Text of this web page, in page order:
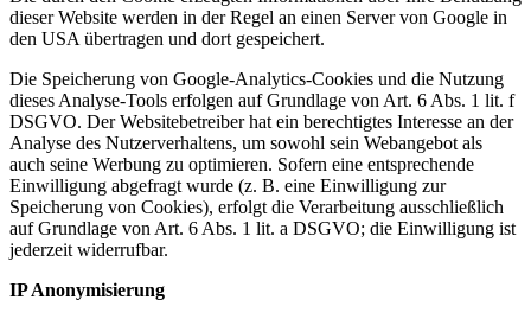
dieser Website werden in der Regel an einen Server von Google in
den USA übertragen und dort gespeichert.
Die Speicherung von Google-Analytics-Cookies und die Nutzung
dieses Analyse-Tools erfolgen auf Grundlage von Art. 6 Abs. 1 lit. f
DSGVO. Der Websitebetreiber hat ein berechtigtes Interesse an der
Analyse des Nutzerverhaltens, um sowohl sein Webangebot als
auch seine Werbung zu optimieren. Sofern eine entsprechende
Einwilligung abgefragt wurde (z. B. eine Einwilligung zur
Speicherung von Cookies), erfolgt die Verarbeitung ausschließlich
auf Grundlage von Art. 6 Abs. 1 lit. a DSGVO; die Einwilligung ist
jederzeit widerrufbar.
IP Anonymisierung